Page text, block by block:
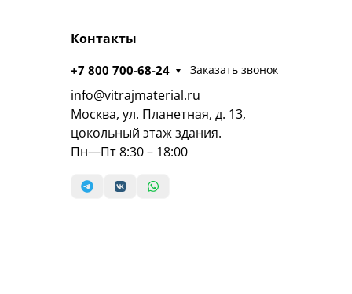
Контакты
+7 800 700-68-24 Заказать звонок
info@vitrajmaterial.ru
Москва, ул. Планетная, д. 13,
цокольный этаж здания.
Пн—Пт 8:30 – 18:00